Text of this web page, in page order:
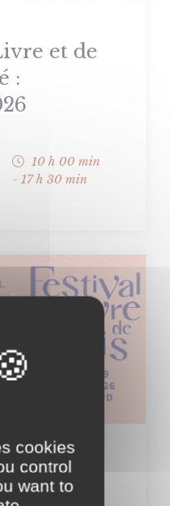
et de
:
10 h 00 min
- 17 h 30 min
de
cookies
control
want to